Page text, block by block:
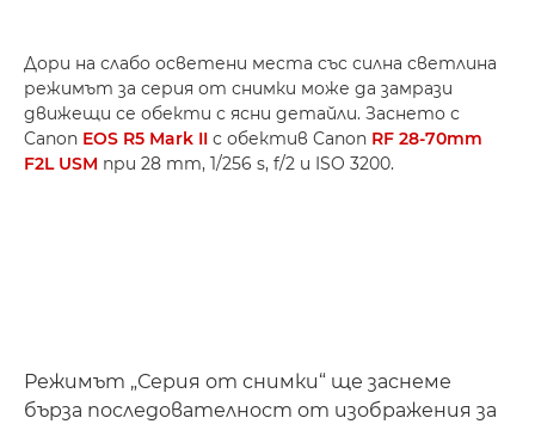
Дори на слабо осветени места със силна светлина
режимът за серия от снимки може да замрази
движещи се обекти с ясни детайли. Заснето с
Canon EOS R5 Mark II с обектив Canon RF 28-70mm
F2L USM при 28 mm, 1/256 s, f/2 и ISO 3200.
Режимът „Серия от снимки“ ще заснеме
бърза последователност от изображения за